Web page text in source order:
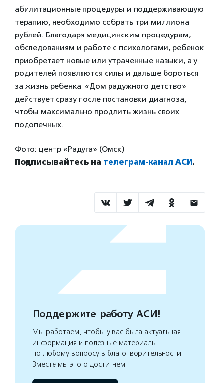
абилитационные процедуры и поддерживающую
терапию, необходимо собрать три миллиона
рублей. Благодаря медицинским процедурам,
обследованиям и работе с психологами, ребенок
приобретает новые или утраченные навыки, а у
родителей появляются силы и дальше бороться
за жизнь ребенка. «Дом радужного детство»
действует сразу после постановки диагноза,
чтобы максимально продлить жизнь своих
подопечных.
Фото: центр «Радуга» (Омск)
Подписывайтесь на телеграм-канал АСИ.
Поддержите работу АСИ!
Мы работаем, чтобы у вас была актуальная
информация и полезные материалы
по любому вопросу в благотворительности.
Вместе мы этого достигнем